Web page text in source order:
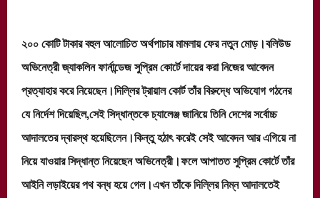
২০০ কোটি টাকার বহুল আলোচিত অর্থপাচার মামলায় ফের নতুন মোড়।বলিউড
অভিনেত্রী জ্যাকলিন ফার্নান্ডেজ সুপ্রিম কোর্টে দায়ের করা নিজের আবেদন
প্রত্যাহার করে নিয়েছেন।দিল্লির ট্রায়াল কোর্ট তাঁর বিরুদ্ধে অভিযোগ গঠনের
যে নির্দেশ দিয়েছিল,সেই সিদ্ধান্তকে চ্যালেঞ্জ জানিয়ে তিনি দেশের সর্বোচ্চ
আদালতের দ্বারস্থ হয়েছিলেন।কিন্তু হঠাৎ করেই সেই আবেদন আর এগিয়ে না
নিয়ে যাওয়ার সিদ্ধান্ত নিয়েছেন অভিনেত্রী।ফলে আপাতত সুপ্রিম কোর্টে তাঁর
আইনি লড়াইয়ের পথ বন্ধ হয়ে গেল।এখন তাঁকে দিল্লির নিম্ন আদালতেই